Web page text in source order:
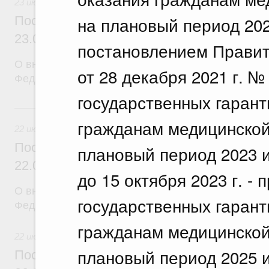
на плановый период
постановлением
от 28 декабря 2021 г.
государственных
гражданам
плановый период 2023
до 15 октября 2023 г. -
государственных
гражданам
плановый период 2025
Постановление Правительства
23.07.2026 г. № 929
О внесении изменений в постановление
Федерации от 24 декабря 2021 г. № 2439
22 июля, среда
Постановление Правительства
22.07.2026 г. № 921
О внесении изменений в постановление
Федерации от 30 ноября 2022 г. № 2177
Постановление Правительства